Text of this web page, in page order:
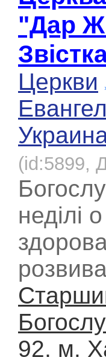
"Дар
Церкви
(id:5899,
неділі
92, м.